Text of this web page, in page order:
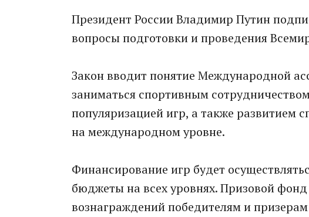
Президент России Владимир Путин
вопросы подготовки и проведения
Закон вводит понятие Международной
заниматься спортивным
популяризацией игр, а также развитием
на международном уровне.
Финансирование игр будет
бюджеты на всех уровнях. Призовой
вознаграждений победителям и призерам